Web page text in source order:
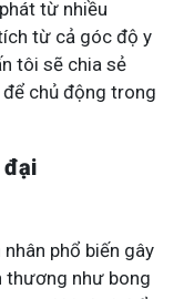
từ nhiều
từ cả góc độ y
tôi sẽ chia sẻ
chủ động trong
đại
phổ biến gây
thương như bong